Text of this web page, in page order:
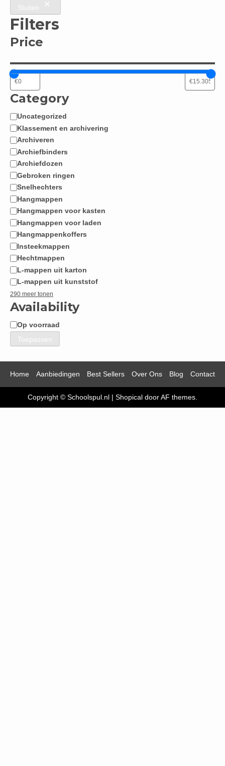
Sluiten
Filters
Price
Category
Categorie
Uncategorized
Klassement en archivering
Archiveren
Archiefbinders
Archiefdozen
Gebroken ringen
Snelhechters
Hangmappen
Hangmappen voor kasten
Hangmappen voor laden
Hangmappenkoffers
Insteekmappen
Hechtmappen
L-mappen uit karton
L-mappen uit kunststof
290 meer tonen
Availability
Beschikbaarheid
Op voorraad
Toepassen
Home Aanbiedingen Best Sellers Over Ons Blog Contact
Copyright © Schoolspul.nl | Shopical door AF themes.